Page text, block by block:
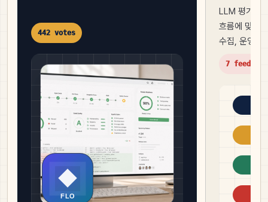
442 votes
LLM 평가 하
흐름에 맞춘
수집, 운영 자
7 feedback